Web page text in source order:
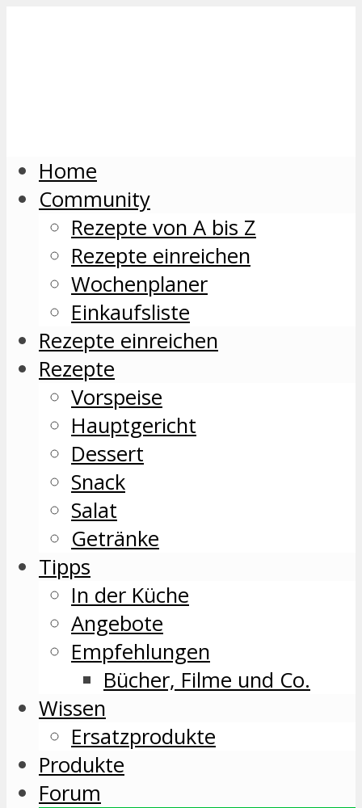
Home
Community
Rezepte von A bis Z
Rezepte einreichen
Wochenplaner
Einkaufsliste
Rezepte einreichen
Rezepte
Vorspeise
Hauptgericht
Dessert
Snack
Salat
Getränke
Tipps
In der Küche
Angebote
Empfehlungen
Bücher, Filme und Co.
Wissen
Ersatzprodukte
Produkte
Forum